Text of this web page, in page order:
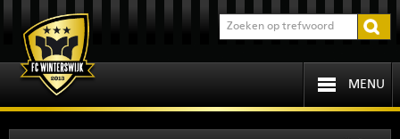
MENU